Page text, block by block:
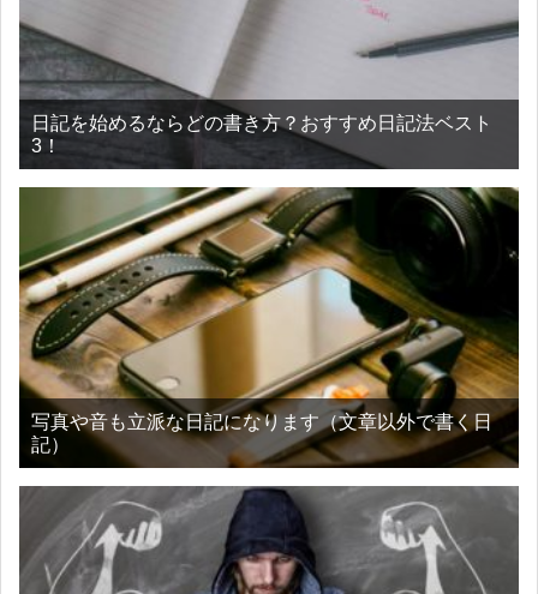
日記を始めるならどの書き方？おすすめ日記法ベスト
3！
写真や音も立派な日記になります（文章以外で書く日
記）